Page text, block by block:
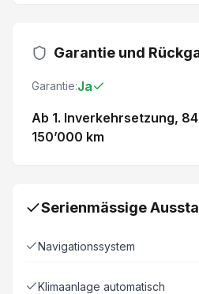
Garantie und
Garantie:Ja
Ab 1. Inverkehrsetzung,
150’000 km
Serienmässige
Navigationssystem
Klimaanlage automatisch